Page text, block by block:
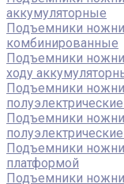
аккумуляторные
Подъемники
комбинированные
Подъемники
ходу
Подъемники
Подъемники
Подъемники
платформой
Подъемники